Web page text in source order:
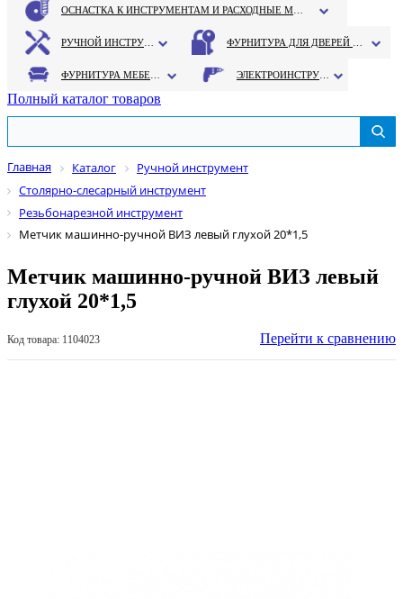
Полный каталог товаров
Главная Каталог
Ручной инструмент
Столярно-слесарный инструмент
Резьбонарезной инструмент
Метчик машинно-ручной ВИЗ левый глухой 20*1,5
Метчик машинно-ручной ВИЗ левый
глухой 20*1,5
Код товара: 1104023 Перейти к сравнению